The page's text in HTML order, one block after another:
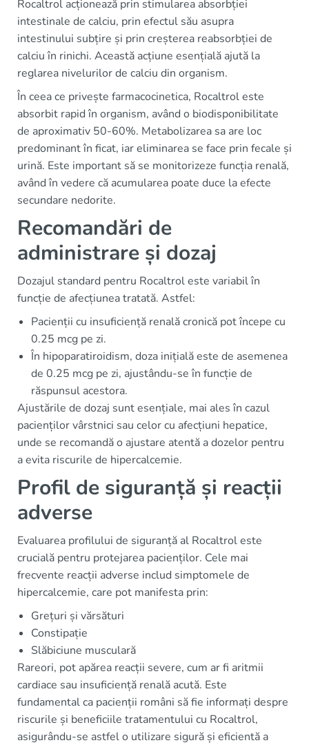
Rocaltrol acționează prin stimularea absorbției
intestinale de calciu, prin efectul său asupra
intestinului subțire și prin creșterea reabsorbției de
calciu în rinichi. Această acțiune esențială ajută la
reglarea nivelurilor de calciu din organism.
În ceea ce privește farmacocinetica, Rocaltrol este
absorbit rapid în organism, având o biodisponibilitate
de aproximativ 50-60%. Metabolizarea sa are loc
predominant în ficat, iar eliminarea se face prin fecale și
urină. Este important să se monitorizeze funcția renală,
având în vedere că acumularea poate duce la efecte
secundare nedorite.
Recomandări de
administrare și dozaj
Dozajul standard pentru Rocaltrol este variabil în
funcție de afecțiunea tratată. Astfel:
Pacienții cu insuficiență renală cronică pot începe cu
0.25 mcg pe zi.
În hipoparatiroidism, doza inițială este de asemenea
de 0.25 mcg pe zi, ajustându-se în funcție de
răspunsul acestora.
Ajustările de dozaj sunt esențiale, mai ales în cazul
pacienților vârstnici sau celor cu afecțiuni hepatice,
unde se recomandă o ajustare atentă a dozelor pentru
a evita riscurile de hipercalcemie.
Profil de siguranță și reacții
adverse
Evaluarea profilului de siguranță al Rocaltrol este
crucială pentru protejarea pacienților. Cele mai
frecvente reacții adverse includ simptomele de
hipercalcemie, care pot manifesta prin:
Grețuri și vărsături
Constipație
Slăbiciune musculară
Rareori, pot apărea reacții severe, cum ar fi aritmii
cardiace sau insuficiență renală acută. Este
fundamental ca pacienții români să fie informați despre
riscurile și beneficiile tratamentului cu Rocaltrol,
asigurându-se astfel o utilizare sigură și eficientă a